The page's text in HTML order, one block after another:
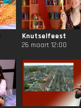
Knutselfeest
26 maart 12:00